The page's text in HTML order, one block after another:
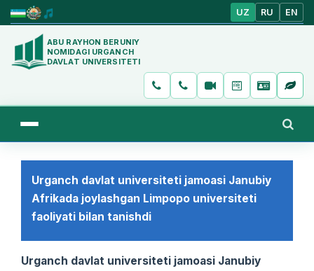
UZ RU EN
ABU RAYHON BERUNIY
NOMIDAGI URGANCH
DAVLAT UNIVERSITETI
Urganch davlat universiteti jamoasi Janubiy
Afrikada joylashgan Limpopo universiteti
faoliyati bilan tanishdi
Urganch davlat universiteti jamoasi Janubiy